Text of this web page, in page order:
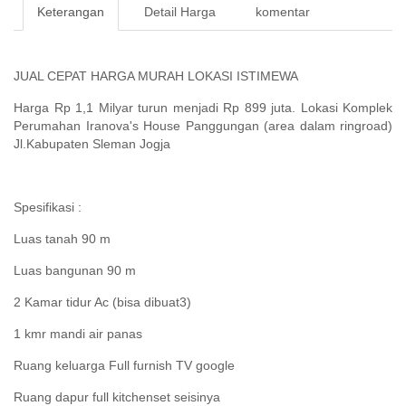
Keterangan Detail Harga komentar
JUAL CEPAT HARGA MURAH LOKASI ISTIMEWA
Harga Rp 1,1 Milyar turun menjadi Rp 899 juta. Lokasi Komplek
Perumahan Iranova's House Panggungan (area dalam ringroad)
Jl.Kabupaten Sleman Jogja
Spesifikasi :
Luas tanah 90 m
Luas bangunan 90 m
2 Kamar tidur Ac (bisa dibuat3)
1 kmr mandi air panas
Ruang keluarga Full furnish TV google
Ruang dapur full kitchenset seisinya